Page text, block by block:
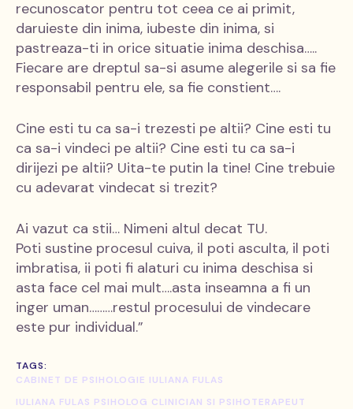
recunoscator pentru tot ceea ce ai primit,
daruieste din inima, iubeste din inima, si
pastreaza-ti in orice situatie inima deschisa…..
Fiecare are dreptul sa-si asume alegerile si sa fie
responsabil pentru ele, sa fie constient….
Cine esti tu ca sa-i trezesti pe altii? Cine esti tu
ca sa-i vindeci pe altii? Cine esti tu ca sa-i
dirijezi pe altii? Uita-te putin la tine! Cine trebuie
cu adevarat vindecat si trezit?
Ai vazut ca stii… Nimeni altul decat TU.
Poti sustine procesul cuiva, il poti asculta, il poti
imbratisa, ii poti fi alaturi cu inima deschisa si
asta face cel mai mult….asta inseamna a fi un
inger uman………restul procesului de vindecare
este pur individual.”
TAGS:
CABINET DE PSIHOLOGIE IULIANA FULAS
IULIANA FULAS PSIHOLOG CLINICIAN SI PSIHOTERAPEUT